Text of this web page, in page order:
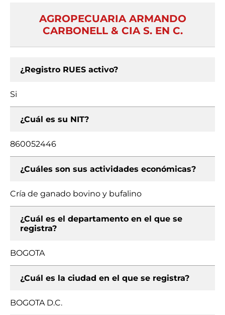
AGROPECUARIA ARMANDO
CARBONELL & CIA S. EN C.
¿Registro RUES activo?
Si
¿Cuál es su NIT?
860052446
¿Cuáles son sus actividades económicas?
Cría de ganado bovino y bufalino
¿Cuál es el departamento en el que se
registra?
BOGOTA
¿Cuál es la ciudad en el que se registra?
BOGOTA D.C.